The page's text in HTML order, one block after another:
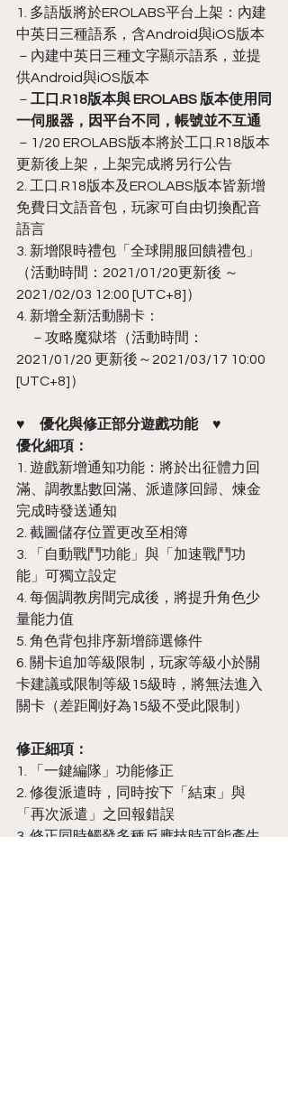
1. 多語版將於EROLABS平台上架：內建
中英日三種語系，含Android與iOS版本
－內建中英日三種文字顯示語系，並提
供Android與iOS版本
－ 工口.R18版本與 EROLABS 版本使用同
一伺服器，因平台不同，帳號並不互通
－1/20 EROLABS版本將於工口.R18版本
更新後上架，上架完成將另行公告
2. 工口.R18版本及EROLABS版本皆新增
免費日文語音包，玩家可自由切換配音
語言
3. 新增限時禮包「全球開服回饋禮包」
（活動時間：2021/01/20更新後 ～
2021/02/03 12:00 [UTC+8]）
4. 新增全新活動關卡：
－攻略魔獄塔（活動時間：
2021/01/20 更新後～2021/03/17 10:00
[UTC+8]）
♥　優化與修正部分遊戲功能　♥
優化細項：
1. 遊戲新增通知功能：將於出征體力回
滿、調教點數回滿、派遣隊回歸、煉金
完成時發送通知
2. 截圖儲存位置更改至相簿
3. 「自動戰鬥功能」與「加速戰鬥功
能」可獨立設定
4. 每個調教房間完成後，將提升角色少
量能力值
5. 角色背包排序新增篩選條件
6. 關卡追加等級限制，玩家等級小於關
卡建議或限制等級15級時，將無法進入
關卡（差距剛好為15級不受此限制）
修正細項：
1. 「一鍵編隊」功能修正
2. 修復派遣時，同時按下「結束」與
「再次派遣」之回報錯誤
3. 修正同時觸發多種反應技時可能產生